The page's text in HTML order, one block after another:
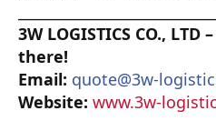
3W LOGISTICS CO.,
there!
Email: quote@3w-
Website: www.3w-